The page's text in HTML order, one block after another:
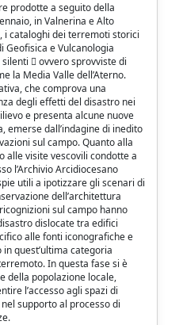
prodotte a seguito della
in Valnerina e Alto
i cataloghi dei terremoti storici
Geofisica e Vulcanologia
 ovvero sprovviste di
la Media Valle dell’Aterno.
che comprova una
degli effetti del disastro nei
e presenta alcune nuove
emerse dall’indagine di inedito
sul campo. Quanto alla
alle visite vescovili condotte a
l’Archivio Arcidiocesano
utili a ipotizzare gli scenari di
dell’architettura
sul campo hanno
dislocate tra edifici
alle fonti iconografiche e
quest’ultima categoria
In questa fase si è
della popolazione locale,
l’accesso agli spazi di
supporto al processo di